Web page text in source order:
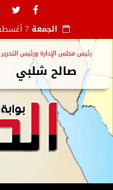
الجمعة
رئيس مجلس الإدارة ورئيس التحرير
صالح شلبي